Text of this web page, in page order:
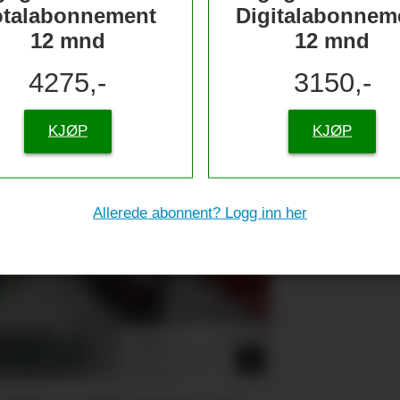
12 mnd
4275,-
KJØP
12 mnd
3150,-
KJØP
Allerede abonnent? Logg inn her